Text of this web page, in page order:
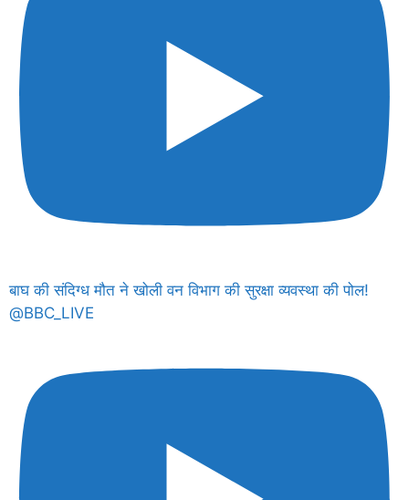
बाघ की संदिग्ध मौत ने खोली वन विभाग की सुरक्षा व्यवस्था की पोल!
@BBC_LIVE